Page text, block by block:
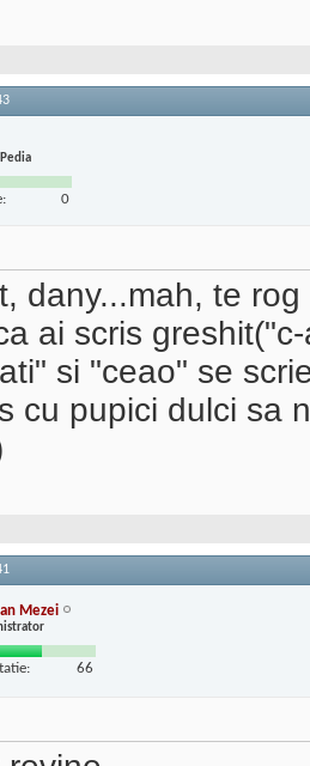
0
dany...mah, te
ai scris
si "ceao" se
cu pupici dulci sa
Mezei
66